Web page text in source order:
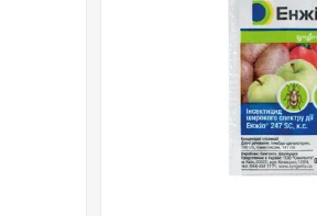
семена сельскохозяйственных
инновационные биологические и
Продукция Syngenta используется
качество сельскохозяйственной
Препараты Syngenta для